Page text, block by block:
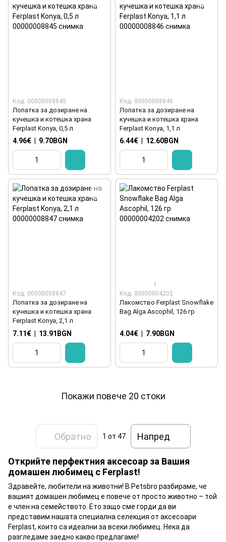
Код: 00000008845
Лопатка за дозиране на
кучешка и котешка храна
Ferplast Konya, 0,5 л
4.96€ 9.70BGN
Код: 00000008846
Лопатка за дозиране на
кучешка и котешка храна
Ferplast Konya, 1,1 л
6.44€ 12.60BGN
Код: 00000008847
Лопатка за дозиране на
кучешка и котешка храна
Ferplast Konya, 2,1 л
7.11€ 13.91BGN
1
Код: 00000004202
Лакомство Ferplast Snowflake
Bag Alga Ascophil, 126 гр
4.04€ 7.90BGN
Покажи повече 20 стоки
Обратно 1 от 47 Напред
Открийте перфектния аксесоар за Вашия
домашен любимец с Ferplast!
Здравейте, любители на животни! В Petsbro разбираме, че
вашият домашен любимец е повече от просто животно – той
е член на семейството. Ето защо сме горди да ви
представим нашата специална селекция от аксесоари
Ferplast, които са идеални за всеки любимец. Нека да
разгледаме заедно какво предлагаме!